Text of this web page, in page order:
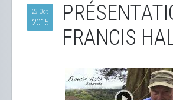
29 Oct
2015
FRANCIS